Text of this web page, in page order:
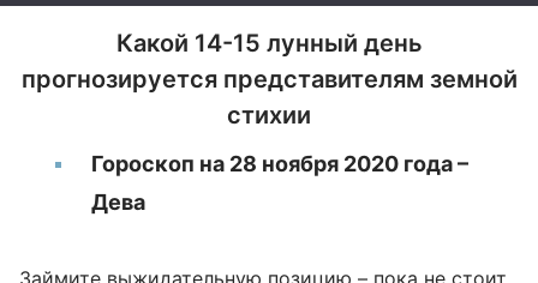
Какой 14-15 лунный день
прогнозируется представителям земной
стихии
Гороскоп на 28 ноября 2020 года –
Дева
Займите выжидательную позицию – пока не стоит